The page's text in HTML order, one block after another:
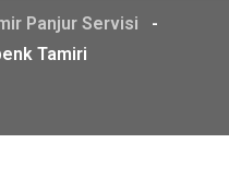
Panjur Servisi
-
Tamiri